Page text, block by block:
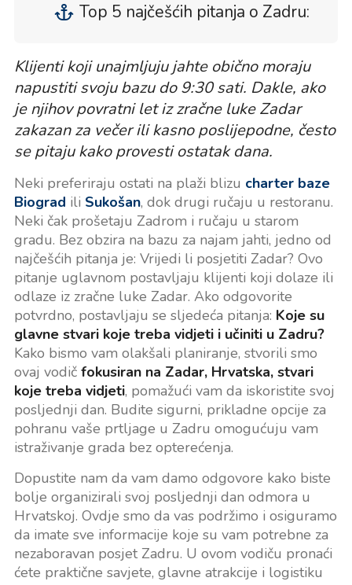
Top 5 najčešćih pitanja o Zadru:
Klijenti koji unajmljuju jahte obično moraju
napustiti svoju bazu do 9:30 sati. Dakle, ako
je njihov povratni let iz zračne luke Zadar
zakazan za večer ili kasno poslijepodne, često
se pitaju kako provesti ostatak dana.
Neki preferiraju ostati na plaži blizu charter baze
Biograd ili Sukošan, dok drugi ručaju u restoranu.
Neki čak prošetaju Zadrom i ručaju u starom
gradu. Bez obzira na bazu za najam jahti, jedno od
najčešćih pitanja je: Vrijedi li posjetiti Zadar? Ovo
pitanje uglavnom postavljaju klijenti koji dolaze ili
odlaze iz zračne luke Zadar. Ako odgovorite
potvrdno, postavljaju se sljedeća pitanja: Koje su
glavne stvari koje treba vidjeti i učiniti u Zadru?
Kako bismo vam olakšali planiranje, stvorili smo
ovaj vodič fokusiran na Zadar, Hrvatska, stvari
koje treba vidjeti, pomažući vam da iskoristite svoj
posljednji dan. Budite sigurni, prikladne opcije za
pohranu vaše prtljage u Zadru omogućuju vam
istraživanje grada bez opterećenja.
Dopustite nam da vam damo odgovore kako biste
bolje organizirali svoj posljednji dan odmora u
Hrvatskoj. Ovdje smo da vas podržimo i osiguramo
da imate sve informacije koje su vam potrebne za
nezaboravan posjet Zadru. U ovom vodiču pronaći
ćete praktične savjete, glavne atrakcije i logistiku